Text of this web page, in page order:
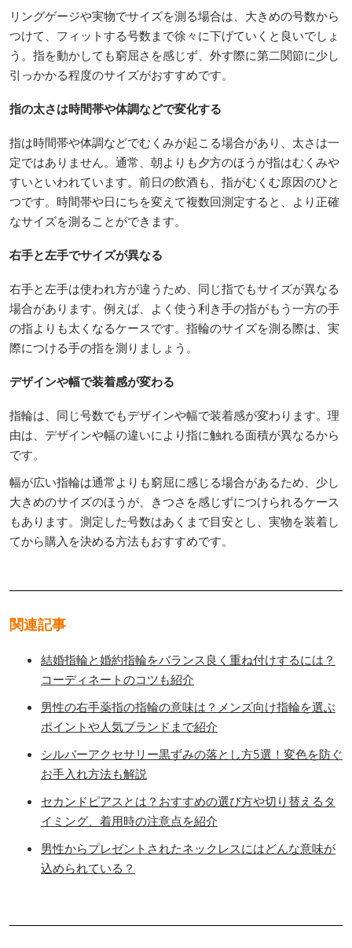
リングゲージや実物でサイズを測る場合は、大きめの号数から
つけて、フィットする号数まで徐々に下げていくと良いでしょ
う。指を動かしても窮屈さを感じず、外す際に第二関節に少し
引っかかる程度のサイズがおすすめです。
指の太さは時間帯や体調などで変化する
指は時間帯や体調などでむくみが起こる場合があり、太さは一
定ではありません。通常、朝よりも夕方のほうが指はむくみや
すいといわれています。前日の飲酒も、指がむくむ原因のひと
つです。時間帯や日にちを変えて複数回測定すると、より正確
なサイズを測ることができます。
右手と左手でサイズが異なる
右手と左手は使われ方が違うため、同じ指でもサイズが異なる
場合があります。例えば、よく使う利き手の指がもう一方の手
の指よりも太くなるケースです。指輪のサイズを測る際は、実
際につける手の指を測りましょう。
デザインや幅で装着感が変わる
指輪は、同じ号数でもデザインや幅で装着感が変わります。理
由は、デザインや幅の違いにより指に触れる面積が異なるから
です。
幅が広い指輪は通常よりも窮屈に感じる場合があるため、少し
大きめのサイズのほうが、きつさを感じずにつけられるケース
もあります。測定した号数はあくまで目安とし、実物を装着し
てから購入を決める方法もおすすめです。
関連記事
結婚指輪と婚約指輪をバランス良く重ね付けするには？
コーディネートのコツも紹介
男性の右手薬指の指輪の意味は？メンズ向け指輪を選ぶ
ポイントや人気ブランドまで紹介
シルバーアクセサリー黒ずみの落とし方5選！変色を防ぐ
お手入れ方法も解説
セカンドピアスとは？おすすめの選び方や切り替えるタ
イミング、着用時の注意点を紹介
男性からプレゼントされたネックレスにはどんな意味が
込められている？